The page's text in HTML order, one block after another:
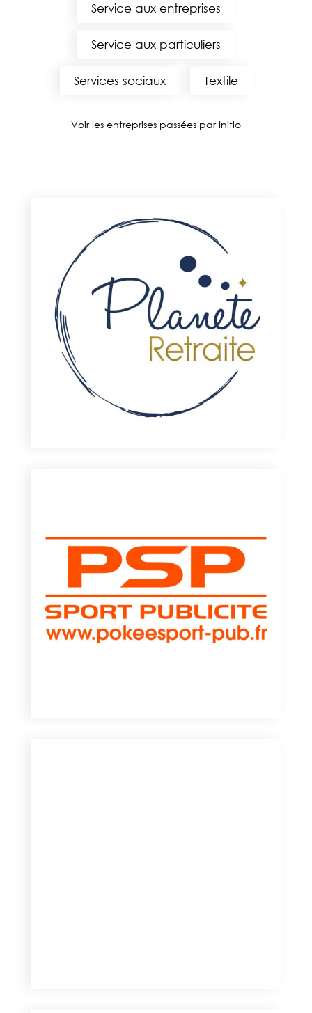
Service aux entreprises
Service aux particuliers
Services sociaux Textile
Voir les entreprises passées par Initio